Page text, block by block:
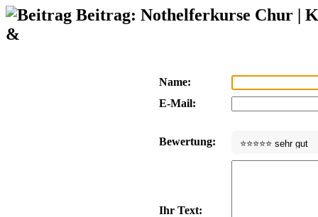
Beitrag: Nothelferkurse Chur |
&
Name:
E-Mail:
Bewertung:
Ihr Text: